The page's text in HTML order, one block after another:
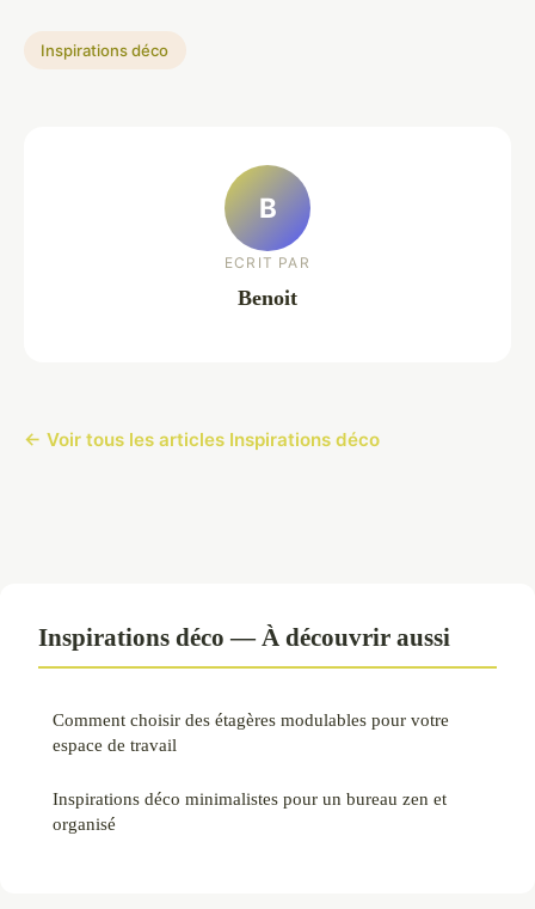
Inspirations déco
B
ECRIT PAR
Benoit
← Voir tous les articles Inspirations déco
Inspirations déco — À découvrir aussi
Comment choisir des étagères modulables pour votre
espace de travail
Inspirations déco minimalistes pour un bureau zen et
organisé